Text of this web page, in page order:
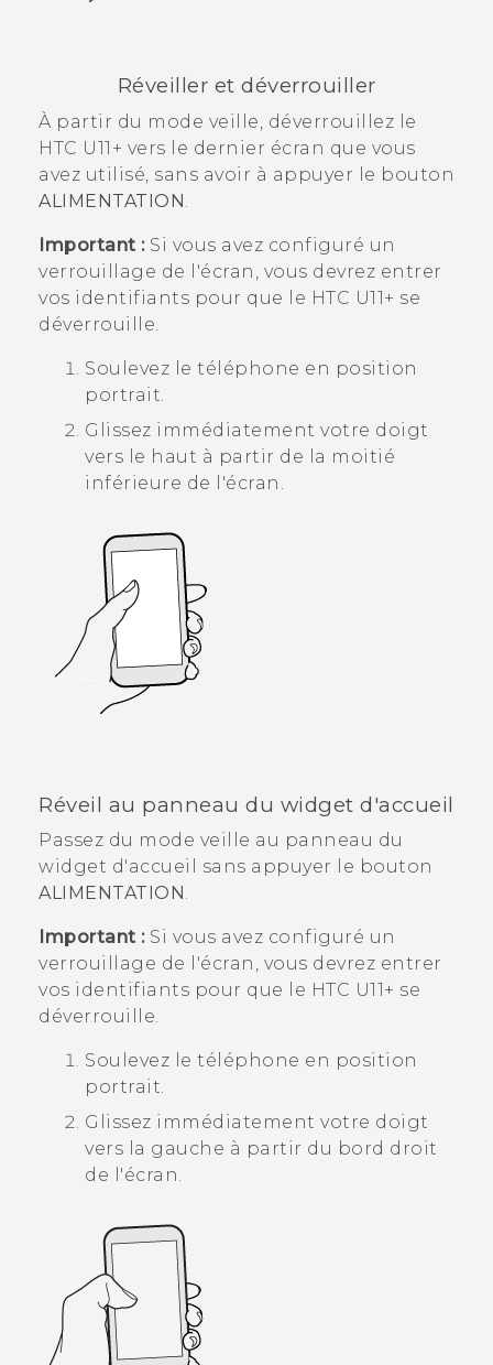
Réveiller et déverrouiller
À partir du mode veille, déverrouillez le
HTC U11‍+ vers le dernier écran que vous
avez utilisé, sans avoir à appuyer le bouton
ALIMENTATION
Important :Si vous avez configuré un
verrouillage de l'écran, vous devrez entrer
vos identifiants pour que le HTC U11‍+ se
déverrouille.
Soulevez le téléphone en position
portrait.
Glissez immédiatement votre doigt
vers le haut à partir de la moitié
inférieure de l'écran.
Réveil au panneau du widget d'accueil
Passez du mode veille au panneau du
widget d'accueil sans appuyer le bouton
ALIMENTATION .
Important :Si vous avez configuré un
verrouillage de l'écran, vous devrez entrer
vos identifiants pour que le HTC U11‍+ se
déverrouille.
Soulevez le téléphone en position
portrait.
Glissez immédiatement votre doigt
vers la gauche à partir du bord droit
de l'écran.